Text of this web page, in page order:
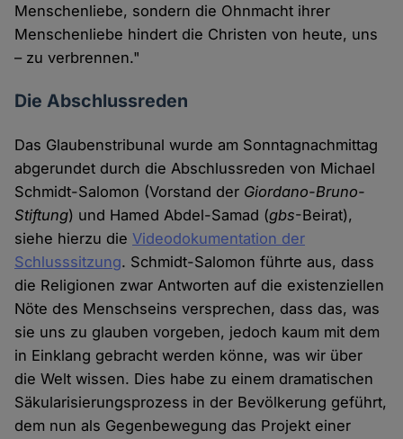
Menschenliebe, sondern die Ohnmacht ihrer
Menschenliebe hindert die Christen von heute, uns
– zu verbrennen."
Die Abschlussreden
Das Glaubenstribunal wurde am Sonntagnachmittag
abgerundet durch die Abschlussreden von Michael
Schmidt-Salomon (Vorstand der Giordano-Bruno-
Stiftung) und Hamed Abdel-Samad (gbs-Beirat),
siehe hierzu dieVideodokumentation der
Schlusssitzung. Schmidt-Salomon führte aus, dass
die Religionen zwar Antworten auf die existenziellen
Nöte des Menschseins versprechen, dass das, was
sie uns zu glauben vorgeben, jedoch kaum mit dem
in Einklang gebracht werden könne, was wir über
die Welt wissen. Dies habe zu einem dramatischen
Säkularisierungsprozess in der Bevölkerung geführt,
dem nun als Gegenbewegung das Projekt einer